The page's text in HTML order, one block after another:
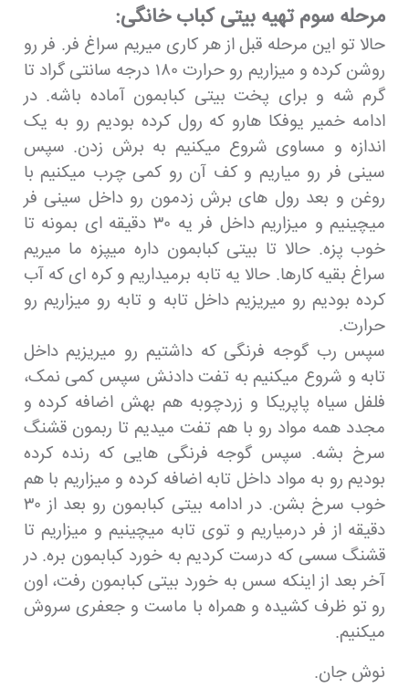
مرحله سوم تهیه بیتی کباب خانگی:
حالا تو این مرحله قبل از هر کاری میریم سراغ فر. فر رو
روشن کرده و میزاریم رو حرارت ۱۸۰ درجه سانتی گراد تا
گرم شه و برای پخت بیتی کبابمون آماده باشه. در
ادامه خمیر یوفکا هارو که رول کرده بودیم رو به یک
اندازه و مساوی شروع میکنیم به برش زدن. سپس
سینی فر رو میاریم و کف آن رو کمی چرب میکنیم با
روغن و بعد رول های برش زدمون رو داخل سینی فر
میچینیم و میزاریم داخل فر یه ۳۰ دقیقه ای بمونه تا
خوب پزه. حالا تا بیتی کبابمون داره میپزه ما میریم
سراغ بقیه کارها. حالا یه تابه برمیداریم و کره ای که آب
کرده بودیم رو میریزیم داخل تابه و تابه رو میزاریم رو
حرارت.
سپس رب گوجه فرنگی که داشتیم رو میریزیم داخل
تابه و شروع میکنیم به تفت دادنش سپس کمی نمک،
فلفل سیاه پاپریکا و زردچوبه هم بهش اضافه کرده و
مجدد همه مواد رو با هم تفت میدیم تا ربمون قشنگ
سرخ بشه. سپس گوجه فرنگی هایی که رنده کرده
بودیم رو به مواد داخل تابه اضافه کرده و میزاریم با هم
خوب سرخ بشن. در ادامه بیتی کبابمون رو بعد از ۳۰
دقیقه از فر درمیاریم و توی تابه میچینیم و میزاریم تا
قشنگ سسی که درست کردیم به خورد کبابمون بره. در
آخر بعد از اینکه سس به خورد بیتی کبابمون رفت، اون
رو تو ظرف کشیده و همراه با ماست و جعفری سروش
میکنیم.
نوش جان.